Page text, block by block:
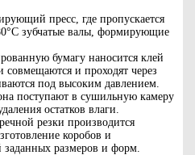
пресс, где пропускается
зубчатые валы, формирующие
бумагу наносится клей
совмещаются и проходят через
под высоким давлением.
поступают в сушильную камеру
остатков влаги.
резки производится
коробов и
заданных размеров и форм.